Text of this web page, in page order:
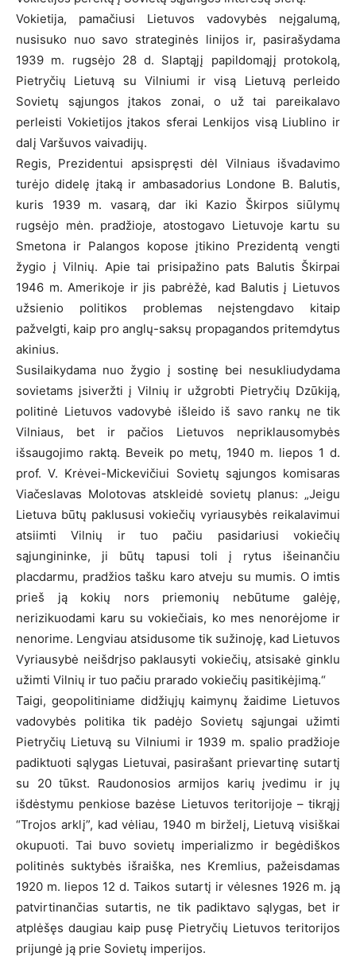
Vokietija, pamačiusi Lietuvos vadovybės neįgalumą,
nusisuko nuo savo strateginės linijos ir, pasirašydama
1939 m. rugsėjo 28 d. Slaptąjį papildomąjį protokolą,
Pietryčių Lietuvą su Vilniumi ir visą Lietuvą perleido
Sovietų sąjungos įtakos zonai, o už tai pareikalavo
perleisti Vokietijos įtakos sferai Lenkijos visą Liublino ir
dalį Varšuvos vaivadijų.
Regis, Prezidentui apsispręsti dėl Vilniaus išvadavimo
turėjo didelę įtaką ir ambasadorius Londone B. Balutis,
kuris 1939 m. vasarą, dar iki Kazio Škirpos siūlymų
rugsėjo mėn. pradžioje, atostogavo Lietuvoje kartu su
Smetona ir Palangos kopose įtikino Prezidentą vengti
žygio į Vilnių. Apie tai prisipažino pats Balutis Škirpai
1946 m. Amerikoje ir jis pabrėžė, kad Balutis į Lietuvos
užsienio politikos problemas neįstengdavo kitaip
pažvelgti, kaip pro anglų-saksų propagandos pritemdytus
akinius.
Susilaikydama nuo žygio į sostinę bei nesukliudydama
sovietams įsiveržti į Vilnių ir užgrobti Pietryčių Dzūkiją,
politinė Lietuvos vadovybė išleido iš savo rankų ne tik
Vilniaus, bet ir pačios Lietuvos nepriklausomybės
išsaugojimo raktą. Beveik po metų, 1940 m. liepos 1 d.
prof. V. Krėvei-Mickevičiui Sovietų sąjungos komisaras
Viačeslavas Molotovas atskleidė sovietų planus: „Jeigu
Lietuva būtų paklususi vokiečių vyriausybės reikalavimui
atsiimti Vilnių ir tuo pačiu pasidariusi vokiečių
sąjungininke, ji būtų tapusi toli į rytus išeinančiu
placdarmu, pradžios tašku karo atveju su mumis. O imtis
prieš ją kokių nors priemonių nebūtume galėję,
nerizikuodami karu su vokiečiais, ko mes nenorėjome ir
nenorime. Lengviau atsidusome tik sužinoję, kad Lietuvos
Vyriausybė neišdrįso paklausyti vokiečių, atsisakė ginklu
užimti Vilnių ir tuo pačiu prarado vokiečių pasitikėjimą.“
Taigi, geopolitiniame didžiųjų kaimynų žaidime Lietuvos
vadovybės politika tik padėjo Sovietų sąjungai užimti
Pietryčių Lietuvą su Vilniumi ir 1939 m. spalio pradžioje
padiktuoti sąlygas Lietuvai, pasirašant prievartinę sutartį
su 20 tūkst. Raudonosios armijos karių įvedimu ir jų
išdėstymu penkiose bazėse Lietuvos teritorijoje – tikrąjį
“Trojos arklį”, kad vėliau, 1940 m birželį, Lietuvą visiškai
okupuoti. Tai buvo sovietų imperializmo ir begėdiškos
politinės suktybės išraiška, nes Kremlius, pažeisdamas
1920 m. liepos 12 d. Taikos sutartį ir vėlesnes 1926 m. ją
patvirtinančias sutartis, ne tik padiktavo sąlygas, bet ir
atplėšęs daugiau kaip pusę Pietryčių Lietuvos teritorijos
prijungė ją prie Sovietų imperijos.